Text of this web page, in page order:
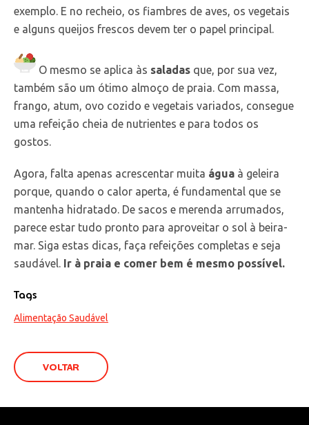
exemplo. E no recheio, os fiambres de aves, os vegetais
e alguns queijos frescos devem ter o papel principal.
O mesmo se aplica às saladas que, por sua vez,
também são um ótimo almoço de praia. Com massa,
frango, atum, ovo cozido e vegetais variados, consegue
uma refeição cheia de nutrientes e para todos os
gostos.
Agora, falta apenas acrescentar muita água à geleira
porque, quando o calor aperta, é fundamental que se
mantenha hidratado. De sacos e merenda arrumados,
parece estar tudo pronto para aproveitar o sol à beira-
mar. Siga estas dicas, faça refeições completas e seja
saudável. Ir à praia e comer bem é mesmo possível.
Tags
Alimentação Saudável
VOLTAR